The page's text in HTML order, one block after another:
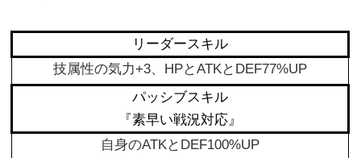
リーダースキル
技属性の気力+3、HPとATKとDEF77%UP
パッシブスキル
『素早い戦況対応』
自身のATKとDEF100%UP